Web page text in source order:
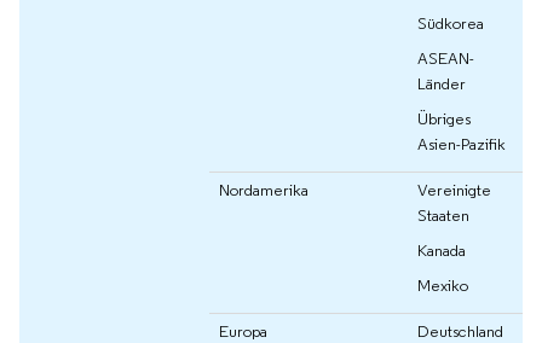
Südkorea
ASEAN-
Länder
Übriges
Asien-Pazifik
Nordamerika
Vereinigte
Staaten
Kanada
Mexiko
Europa
Deutschland